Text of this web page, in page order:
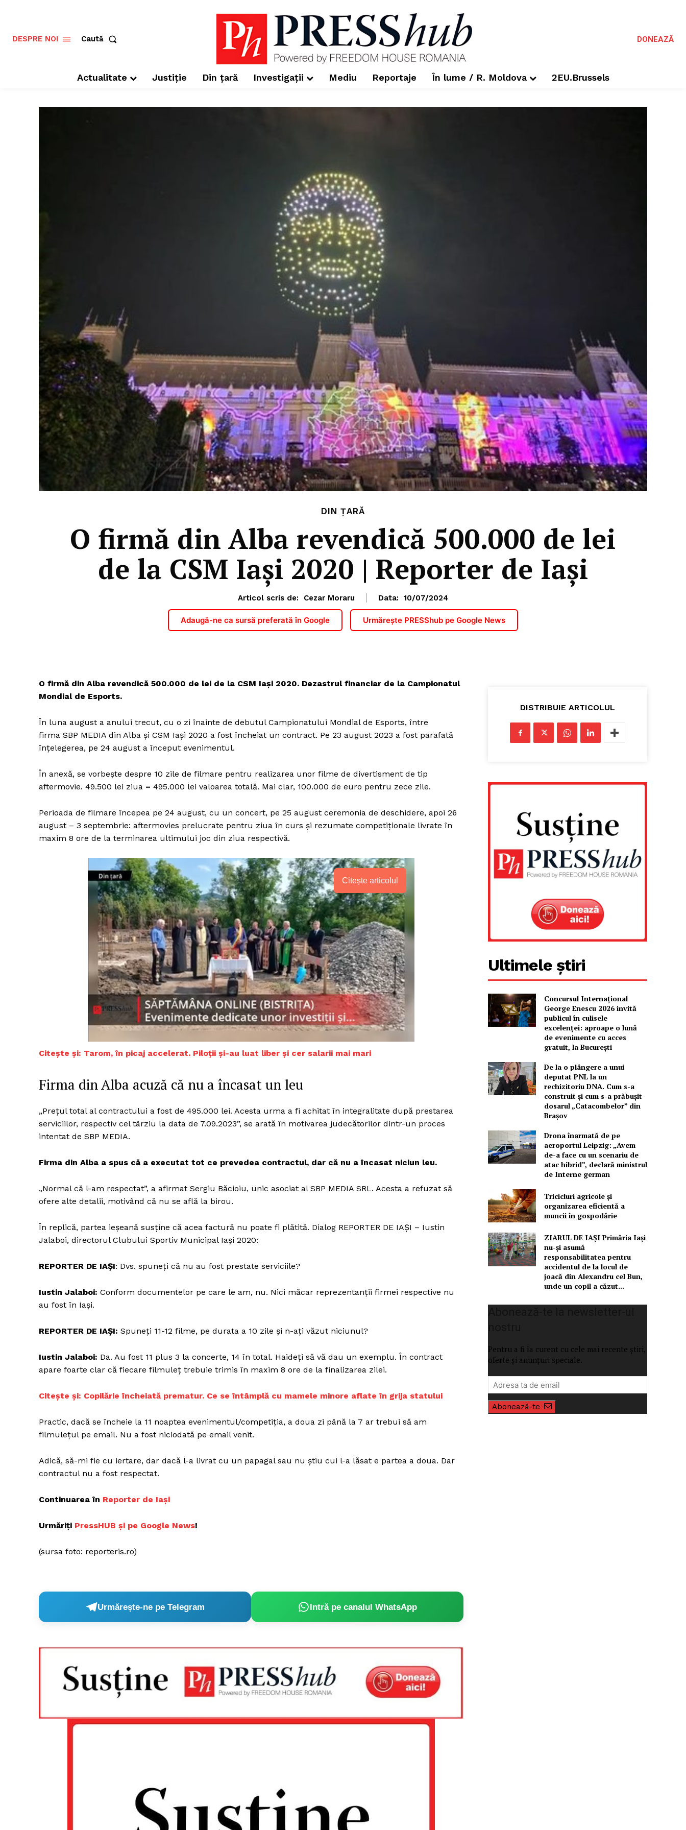
Un proiect
FREEDOM HOUSE
PRESShub
Rețea
DESPRE NOI Caută DONEAZĂ
Actualitate Justiție Din țară Investigații Mediu Reportaje În lume / R. Moldova 2EU.Brussels
DIN ȚARĂ
O firmă din Alba revendică 500.000 de lei
de la CSM Iași 2020 | Reporter de Iași
Articol scris de: Cezar Moraru Data: 10/07/2024
Adaugă-ne ca sursă preferată în Google Urmărește PRESShub pe Google News
O firmă din Alba revendică 500.000 de lei de la CSM Iași 2020. Dezastrul financiar de la Campionatul
Mondial de Esports.
În luna august a anului trecut, cu o zi înainte de debutul Campionatului Mondial de Esports, între
firma SBP MEDIA din Alba și CSM Iași 2020 a fost încheiat un contract. Pe 23 august 2023 a fost parafată
înțelegerea, pe 24 august a început evenimentul.
În anexă, se vorbește despre 10 zile de filmare pentru realizarea unor filme de divertisment de tip
aftermovie. 49.500 lei ziua = 495.000 lei valoarea totală. Mai clar, 100.000 de euro pentru zece zile.
Perioada de filmare începea pe 24 august, cu un concert, pe 25 august ceremonia de deschidere, apoi 26
august – 3 septembrie: aftermovies prelucrate pentru ziua în curs și rezumate competiționale livrate în
maxim 8 ore de la terminarea ultimului joc din ziua respectivă.
Citește articolul
Citește și: Tarom, în picaj accelerat. Piloții și-au luat liber și cer salarii mai mari
Firma din Alba acuză că nu a încasat un leu
„Preţul total al contractului a fost de 495.000 lei. Acesta urma a fi achitat în integralitate după prestarea
serviciilor, respectiv cel târziu la data de 7.09.2023”, se arată în motivarea judecătorilor dintr-un proces
intentat de SBP MEDIA.
Firma din Alba a spus că a executat tot ce prevedea contractul, dar că nu a încasat niciun leu.
„Normal că l-am respectat”, a afirmat Sergiu Băcioiu, unic asociat al SBP MEDIA SRL. Acesta a refuzat să
ofere alte detalii, motivând că nu se află la birou.
În replică, partea ieșeană susține că acea factură nu poate fi plătită. Dialog REPORTER DE IAȘI – Iustin
Jalaboi, directorul Clubului Sportiv Municipal Iași 2020:
REPORTER DE IAȘI: Dvs. spuneți că nu au fost prestate serviciile?
Iustin Jalaboi: Conform documentelor pe care le am, nu. Nici măcar reprezentanții firmei respective nu
au fost în Iași.
REPORTER DE IAȘI: Spuneți 11-12 filme, pe durata a 10 zile și n-ați văzut niciunul?
Iustin Jalaboi: Da. Au fost 11 plus 3 la concerte, 14 în total. Haideți să vă dau un exemplu. În contract
apare foarte clar că fiecare filmuleț trebuie trimis în maxim 8 ore de la finalizarea zilei.
Citește și: Copilărie încheiată prematur. Ce se întâmplă cu mamele minore aflate în grija statului
Practic, dacă se încheie la 11 noaptea evenimentul/competiția, a doua zi până la 7 ar trebui să am
filmulețul pe email. Nu a fost niciodată pe email venit.
Adică, să-mi fie cu iertare, dar dacă l-a livrat cu un papagal sau nu știu cui l-a lăsat e partea a doua. Dar
contractul nu a fost respectat.
Continuarea în Reporter de Iași
Urmăriți PressHUB și pe Google News!
(sursa foto: reporteris.ro)
Urmărește-ne pe Telegram Intră pe canalul WhatsApp
DISTRIBUIE ARTICOLUL
Ultimele știri
Concursul Internațional
George Enescu 2026 invită
publicul în culisele
excelenței: aproape o lună
de evenimente cu acces
gratuit, la București
De la o plângere a unui
deputat PNL la un
rechizitoriu DNA. Cum s-a
construit și cum s-a prăbușit
dosarul „Catacombelor” din
Brașov
Drona înarmată de pe
aeroportul Leipzig: „Avem
de-a face cu un scenariu de
atac hibrid”, declară ministrul
de Interne german
Tricicluri agricole și
organizarea eficientă a
muncii în gospodărie
ZIARUL DE IAȘI Primăria Iași
nu-și asumă
responsabilitatea pentru
accidentul de la locul de
joacă din Alexandru cel Bun,
unde un copil a căzut...
Pentru a fi la curent cu cele mai recente știri,
oferte și anunțuri speciale.
Abonează-te